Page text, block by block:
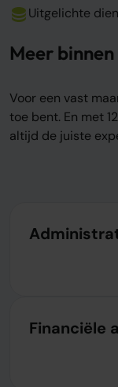
Uitgelichte
Meer
Voor een vast
toe bent. En met
altijd de juiste
Financiële
Werken bij
Contact
Login